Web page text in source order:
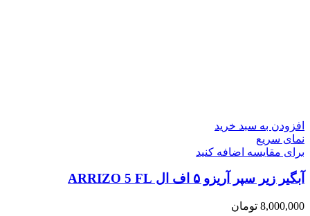
افزودن به سبد خرید
نمای سریع
برای مقایسه اضافه کنید
آبگیر زیر سپر آریزو ۵ اف ال ARRIZO 5 FL
8,000,000 تومان